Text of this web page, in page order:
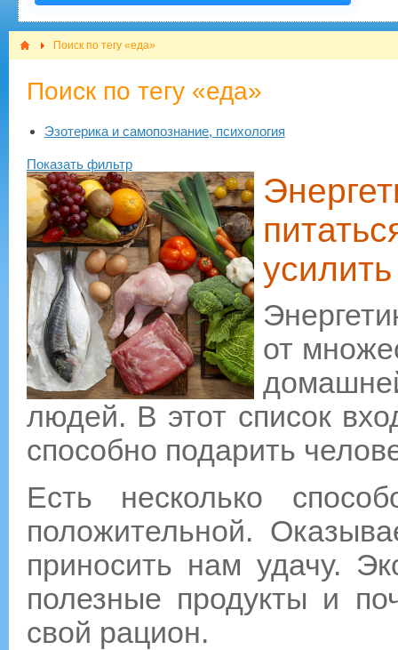
Поиск по тегу «еда»
Поиск по тегу «еда»
Эзотерика и самопознание, психология
Показать фильтр
от
людей. В этот список
способно подарить
Есть несколько
положительной.
приносить нам удачу.
полезные продукты и
свой рацион.